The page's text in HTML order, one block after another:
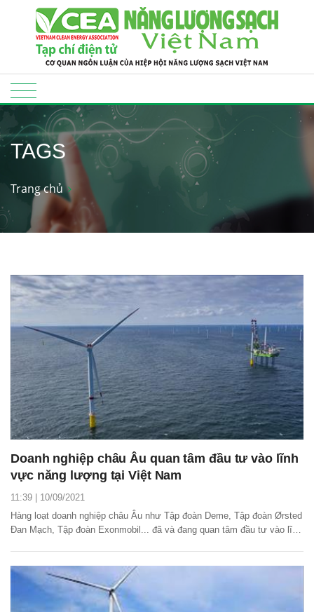
TAGS
Trang chủ
Doanh nghiệp châu Âu quan tâm đầu tư vào lĩnh
vực năng lượng tại Việt Nam
11:39 | 10/09/2021
Hàng loạt doanh nghiệp châu Âu như Tập đoàn Deme, Tập đoàn Ørsted
Đan Mạch, Tập đoàn Exonmobil... đã và đang quan tâm đầu tư vào lĩnh